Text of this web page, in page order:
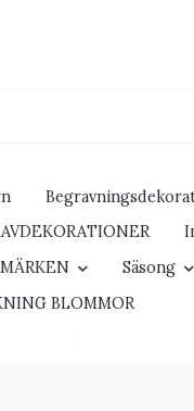
Säsong
BLOMMOR